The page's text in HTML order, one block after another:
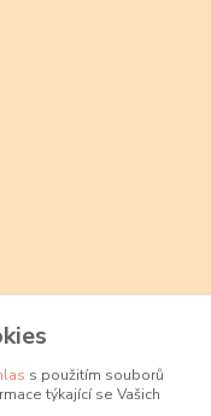
s použitím souborů
týkající se Vašich